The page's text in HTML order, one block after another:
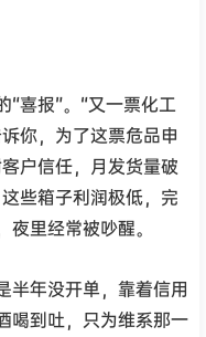
喜报”。“又一票化工
你，为了这票危品申
户信任，月发货量破
些箱子利润极低，完
里经常被吵醒。
半年没开单，靠着信用
喝到吐，只为维系那一